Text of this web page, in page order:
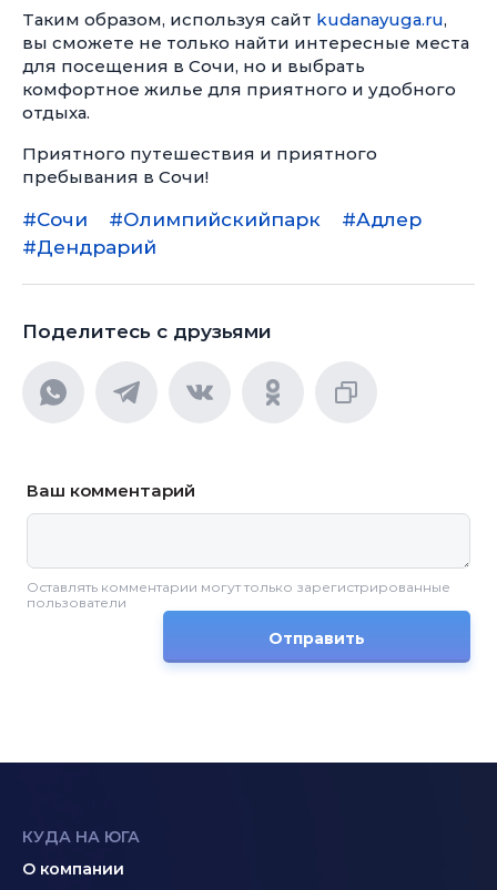
Таким образом, используя сайт kudanayuga.ru,
вы сможете не только найти интересные места
для посещения в Сочи, но и выбрать
комфортное жилье для приятного и удобного
отдыха.
Приятного путешествия и приятного
пребывания в Сочи!
#Сочи #Олимпийскийпарк
#Адлер
#Дендрарий
Поделитесь с друзьями
Ваш комментарий
Оставлять комментарии могут только зарегистрированные
пользователи
Отправить
КУДА НА ЮГА
О компании